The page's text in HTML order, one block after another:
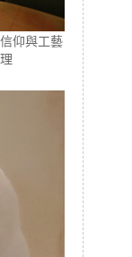
仰與工藝